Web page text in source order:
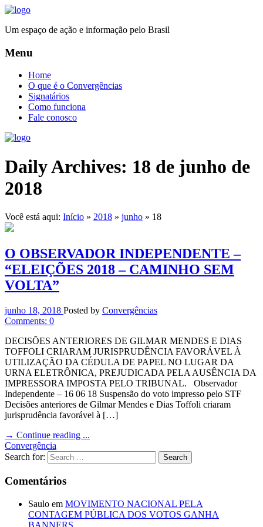
Um espaço de ação e informação pelo Brasil
Menu
Home
O que é o Convergências
Signatários
Como funciona
Fale conosco
Daily Archives: 18 de junho de
2018
Você está aqui: Início » 2018 » junho » 18
O OBSERVADOR INDEPENDENTE –
“ELEIÇÕES 2018 – CAMINHO SEM
VOLTA”
junho 18, 2018 Posted by Convergências
Comments: 0
DECISÕES ANTERIORES DE GILMAR MENDES E DIAS
TOFFOLI CRIARAM JURISPRUDÊNCIA FAVORÁVEL À
UTILIZAÇÃO DA CÉDULA DE PAPEL NO LUGAR DA
URNA ELETRÔNICA, PREJUDICADA PELA AUSÊNCIA DA
IMPRESSORA IMPOSTA PELO TRIBUNAL. Observador
Independente – 16 06 18 Suspensão do voto impresso pelo STF
Decisões anteriores de Gilmar Mendes e Dias Toffoli criaram
jurisprudência favorável à […]
→ Continue reading ...
Convergência
Search for:
Comentários
Saulo em MOVIMENTO NACIONAL PELA
CONTAGEM PÚBLICA DOS VOTOS GANHA
BANNERS